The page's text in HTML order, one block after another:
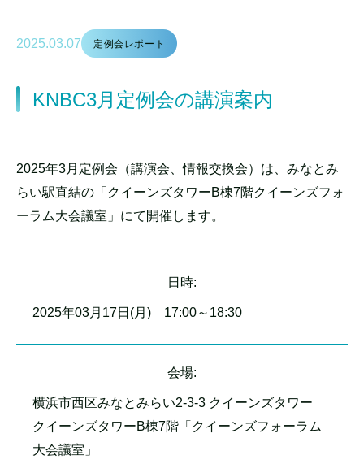
2025.03.07 定例会レポート
KNBC3月定例会の講演案内
2025年3月定例会（講演会、情報交換会）は、みなとみ
らい駅直結の「クイーンズタワーB棟7階クイーンズフォ
ーラム大会議室」にて開催します。
日時:
2025年03月17日(月) 17:00～18:30
会場:
横浜市西区みなとみらい2-3-3 クイーンズタワー
クイーンズタワーB棟7階「クイーンズフォーラム
大会議室」